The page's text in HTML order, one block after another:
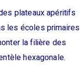
plateaux apéritifs
les écoles primaires
la filière des
hexagonale.